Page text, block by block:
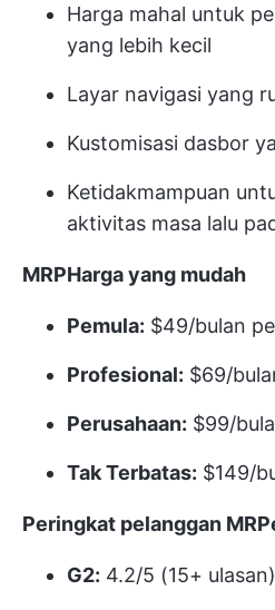
Harga mahal untuk
yang lebih kecil
Layar navigasi yang
Kustomisasi dasbor
Ketidakmampuan
aktivitas masa lalu
MRPHarga yang mudah
Pemula: $49/bulan
Profesional: $69/
Perusahaan: $99/
Tak Terbatas: $149/
Peringkat pelanggan
G2: 4.2/5 (15+ ulasan)